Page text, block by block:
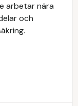
arbetar nära
och